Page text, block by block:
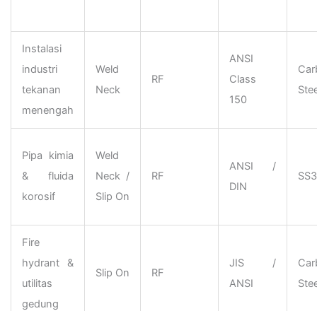
Instalasi
industri
tekanan
menengah
Weld
Neck
RF
ANSI
Class
150
Pipa kimia
& fluida
korosif
Weld
Neck /
Slip On
RF
ANSI /
DIN
Fire
hydrant &
utilitas
gedung
Slip On RF
JIS /
ANSI